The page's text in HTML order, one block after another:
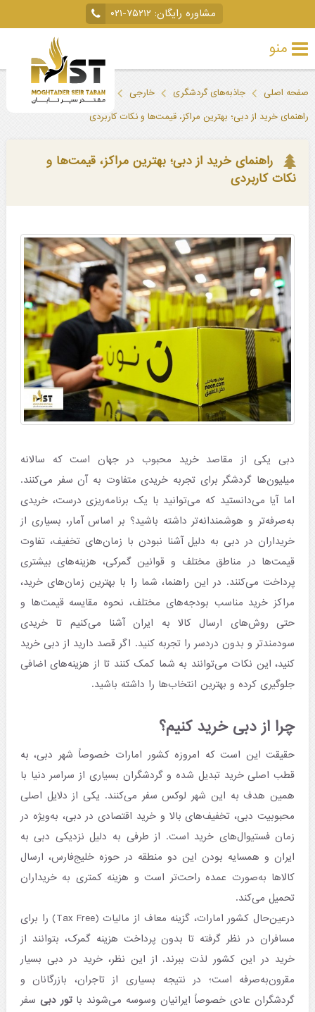
مشاوره رایگان: ۰۲۱-۷۵۲۱۲
منو
داخلی
آخری
جاذبه‌های
گردشگری
صفحه اصلی جاذبه‌های گردشگری خارجی
دبی
راهنمای خرید از دبی؛ بهترین مراکز، قیمت‌ها و نکات کاربردی
راهنمای خرید از دبی؛ بهترین مراکز، قیمت‌ها و
نکات کاربردی
دبی یکی از مقاصد خرید محبوب در جهان است که سالانه
میلیون‌ها گردشگر برای تجربه خریدی متفاوت به آن سفر می‌کنند.
اما آیا می‌دانستید که می‌توانید با یک برنامه‌ریزی درست، خریدی
به‌صرفه‌تر و هوشمندانه‌تر داشته باشید؟ بر اساس آمار، بسیاری از
خریداران در دبی به دلیل آشنا نبودن با زمان‌های تخفیف، تفاوت
قیمت‌ها در مناطق مختلف و قوانین گمرکی، هزینه‌های بیشتری
پرداخت می‌کنند. در این راهنما، شما را با بهترین زمان‌های خرید،
مراکز خرید مناسب بودجه‌های مختلف، نحوه مقایسه قیمت‌ها و
حتی روش‌های ارسال کالا به ایران آشنا می‌کنیم تا خریدی
سودمندتر و بدون دردسر را تجربه کنید. اگر قصد دارید از دبی خرید
کنید، این نکات می‌توانند به شما کمک کنند تا از هزینه‌های اضافی
جلوگیری کرده و بهترین انتخاب‌ها را داشته باشید.
چرا از دبی خرید کنیم؟
حقیقت این است که امروزه کشور امارات خصوصاً شهر دبی، به
قطب اصلی خرید تبدیل شده و گردشگران بسیاری از سراسر دنیا با
همین هدف به این شهر لوکس سفر می‌کنند. یکی از دلایل اصلی
محبوبیت دبی، تخفیف‌های بالا و خرید اقتصادی در دبی، به‌ویژه در
زمان فستیوال‌های خرید است. از طرفی به دلیل نزدیکی دبی به
ایران و همسایه بودن این دو منطقه در حوزه خلیج‌فارس، ارسال
کالاها به‌صورت عمده راحت‌تر است و هزینه کمتری به خریداران
تحمیل می‌کند.
درعین‌حال کشور امارات، گزینه معاف از مالیات (Tax Free) را برای
مسافران در نظر گرفته تا بدون پرداخت هزینه گمرک، بتوانند از
خرید در این کشور لذت ببرند. از این نظر، خرید در دبی بسیار
مقرون‌به‌صرفه است؛ در نتیجه بسیاری از تاجران، بازرگانان و
گردشگران عادی خصوصاً ایرانیان وسوسه می‌شوند باتور دبی سفر